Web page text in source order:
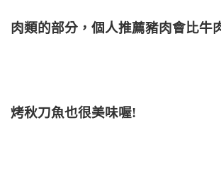
肉類的部分，個人推薦豬肉會比牛
烤秋刀魚也很美味喔!